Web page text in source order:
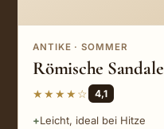
ANTIKE · SOMMER
Römische Sandale
★★★★☆ 4,1
Leicht, ideal bei Hitze